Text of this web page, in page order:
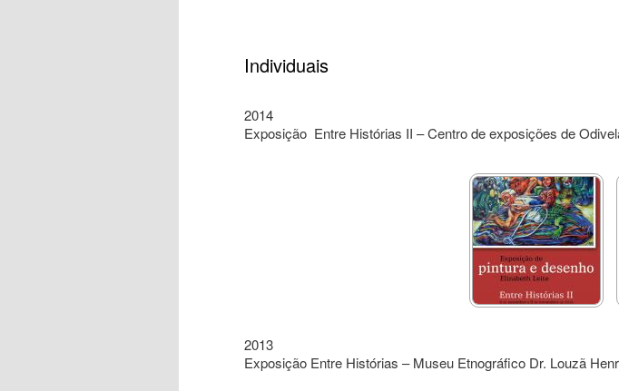
Individuais
2014
Exposição Entre Histórias II – Centro de exposições de
Entre Histórias II
2013
Exposição Entre Histórias – Museu Etnográfico Dr. Louzã